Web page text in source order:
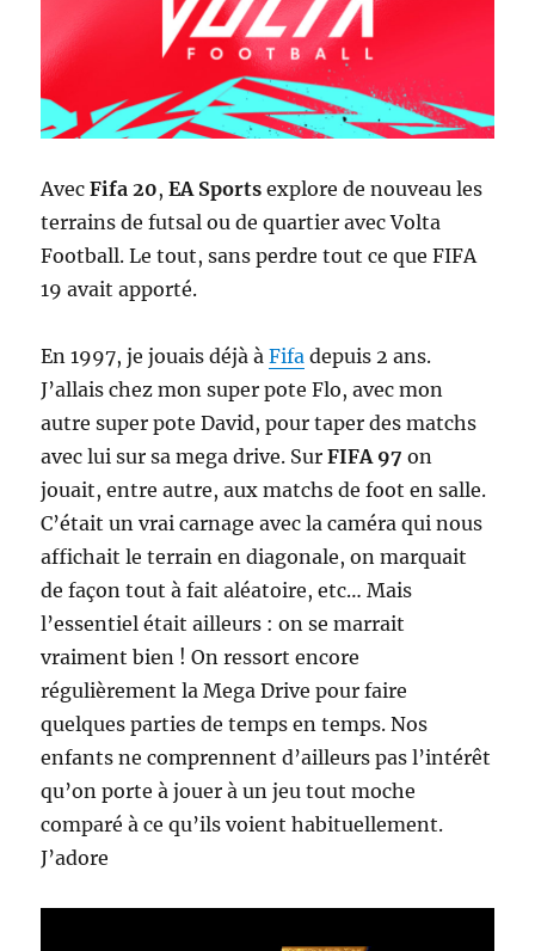
AvecFifa 20,EA Sportsexplore de nouveau les
terrains de futsal ou de quartier avec Volta
Football. Le tout, sans perdre tout ce que FIFA
19 avait apporté.
En 1997, je jouais déjà àFifa depuis 2 ans.
J’allais chez mon super pote Flo, avec mon
autre super pote David, pour taper des matchs
avec lui sur sa mega drive. SurFIFA 97 on
jouait, entre autre, aux matchs de foot en salle.
C’était un vrai carnage avec la caméra qui nous
affichait le terrain en diagonale, on marquait
de façon tout à fait aléatoire, etc… Mais
l’essentiel était ailleurs : on se marrait
vraiment bien ! On ressort encore
régulièrement la Mega Drive pour faire
quelques parties de temps en temps. Nos
enfants ne comprennent d’ailleurs pas l’intérêt
qu’on porte à jouer à un jeu tout moche
comparé à ce qu’ils voient habituellement.
J’adore